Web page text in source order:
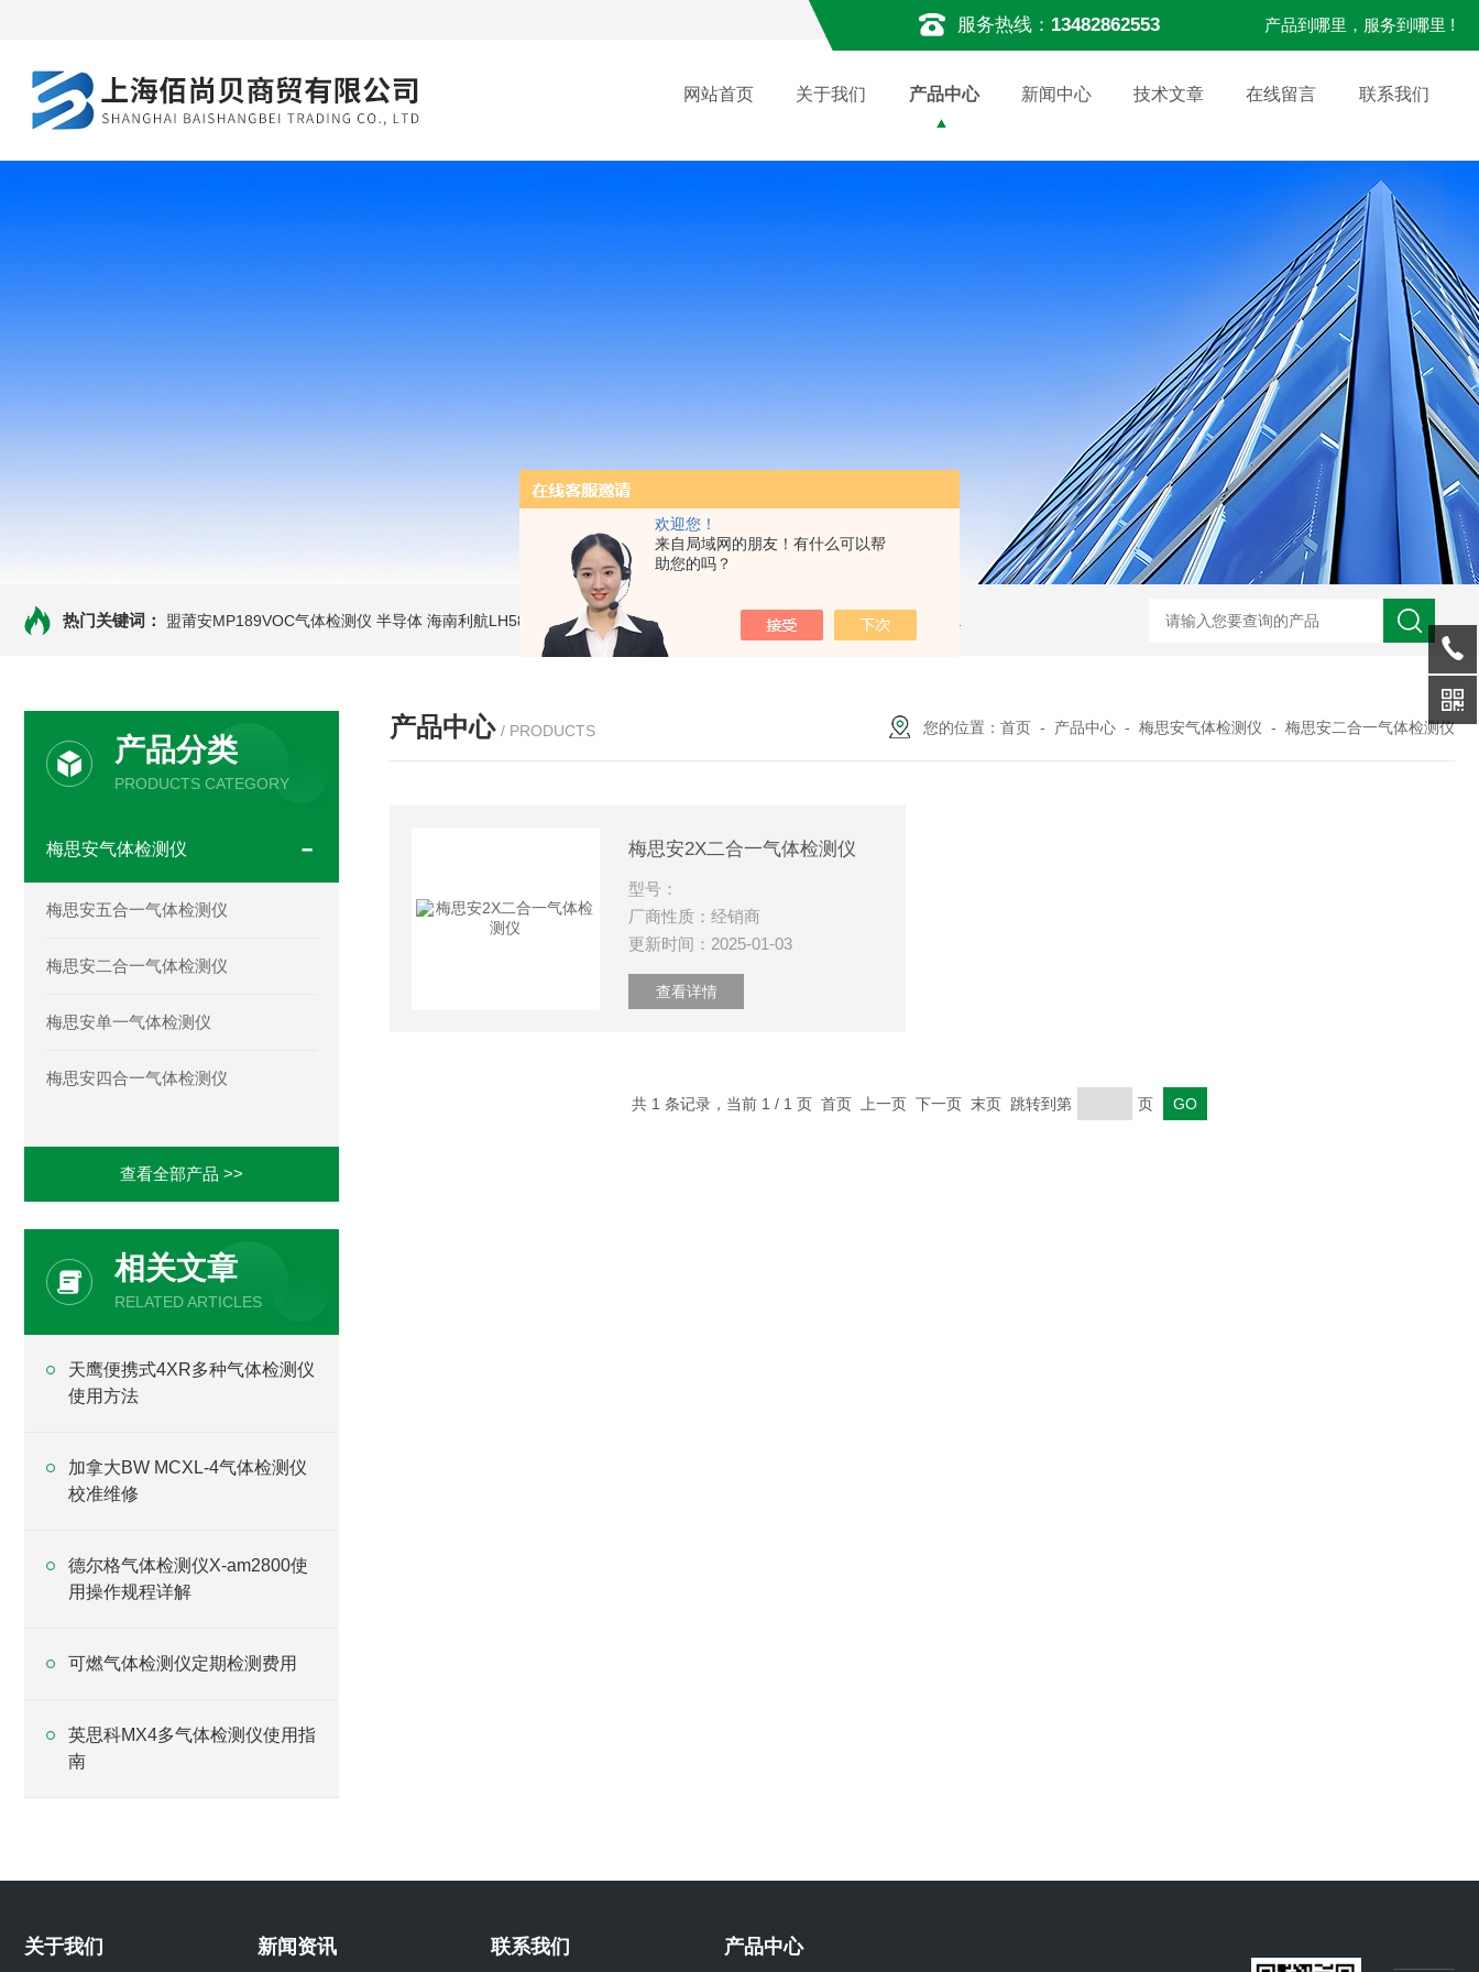
欢迎您！
来自局域网的朋友！有什么可以帮
助您的吗？
服务热线： 13482862553 产品到哪里，服务到哪里 !
网站首页 关于我们 产品中心 新闻中心 技术文章 在线留言 联系我们
热门关键词： 盟莆安MP189VOC气体检测仪 半导体 海南利航LH580二氧化碳气体检测仪 PGM-7340 便携式挥发性有机物检测仪 环保新规霍尼韦尔 PGM-7340 VOC 检测仪 德国德尔格 X-am2500 四合一气
产品分类
PRODUCTS CATEGORY
梅思安气体检测仪
梅思安五合一气体检测仪
梅思安二合一气体检测仪
梅思安单一气体检测仪
梅思安四合一气体检测仪
查看全部产品 >>
相关文章
RELATED ARTICLES
天鹰便携式4XR多种气体检测仪
使用方法
加拿大BW MCXL-4气体检测仪
校准维修
德尔格气体检测仪X-am2800使
用操作规程详解
可燃气体检测仪定期检测费用
英思科MX4多气体检测仪使用指
南
产品中心 / PRODUCTS 您的位置： 首页 - 产品中心 - 梅思安气体检测仪 - 梅思安二合一气体检测仪
梅思安2X二合一气体检测仪
型号：
厂商性质：经销商
更新时间：2025-01-03
查看详情
共 1 条记录，当前 1 / 1 页 首页 上一页 下一页 末页 跳转到第 页
关于我们 新闻资讯 联系我们 产品中心